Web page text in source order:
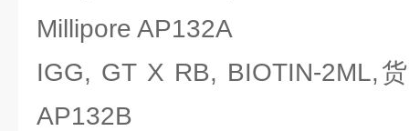
Millipore AP132A
IGG, GT X RB, BIOTIN-2ML,
AP132B